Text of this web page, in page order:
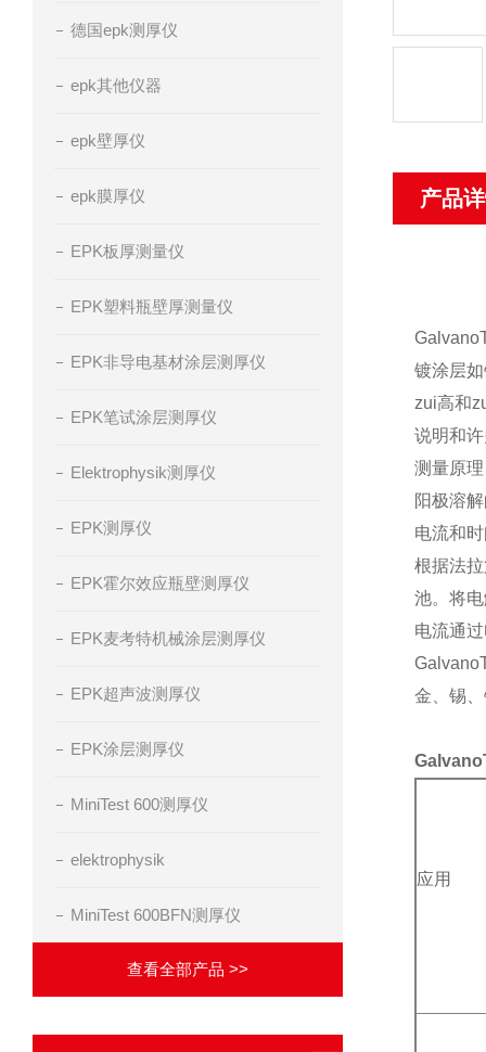
德国epk测厚仪
epk其他仪器
epk壁厚仪
epk膜厚仪
EPK板厚测量仪
EPK塑料瓶壁厚测量仪
EPK非导电基材涂层测厚仪
EPK笔试涂层测厚仪
Elektrophysik测厚仪
EPK测厚仪
EPK霍尔效应瓶壁测厚仪
EPK麦考特机械涂层测厚仪
EPK超声波测厚仪
EPK涂层测厚仪
MiniTest 600测厚仪
elektrophysik
MiniTest 600BFN测厚仪
查看全部产品 >>
产品
镀涂层
zui高和
说明和
测量原
阳极溶
电流和
根据法
池。将
电流通
金、锡
应用